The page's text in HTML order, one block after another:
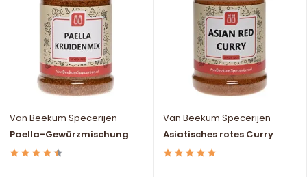
Van Beekum Specerijen
Paella-Gewürzmischung
Van Beekum Specerijen
Asiatisches rotes Curry